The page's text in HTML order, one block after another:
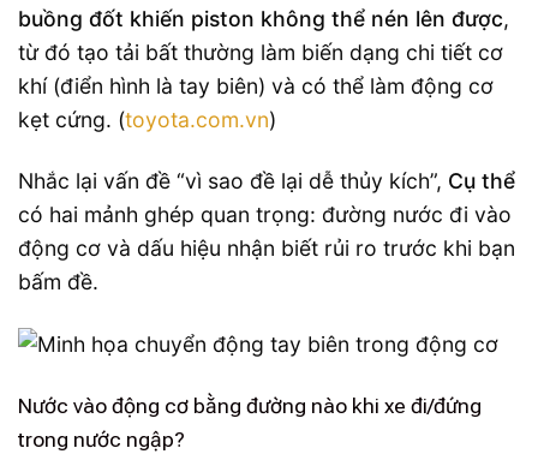
buồng đốt khiến piston không thể nén lên được,
từ đó tạo tải bất thường làm biến dạng chi tiết cơ
khí (điển hình là tay biên) và có thể làm động cơ
kẹt cứng. (toyota.com.vn)
Nhắc lại vấn đề “vì sao đề lại dễ thủy kích”, Cụ thể
có hai mảnh ghép quan trọng: đường nước đi vào
động cơ và dấu hiệu nhận biết rủi ro trước khi bạn
bấm đề.
Nước vào động cơ bằng đường nào khi xe đi/đứng
trong nước ngập?